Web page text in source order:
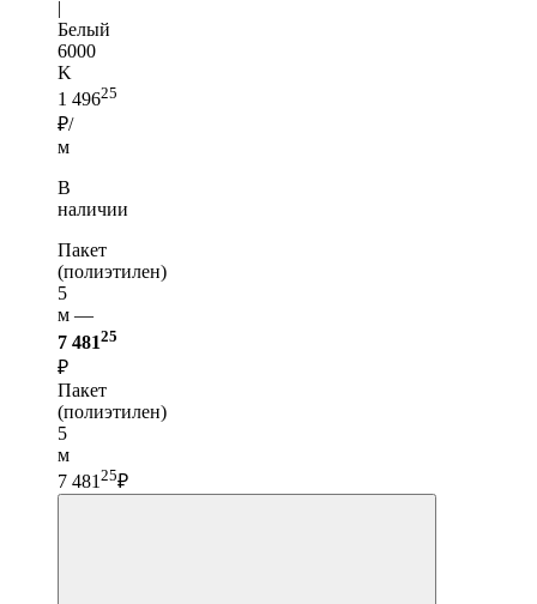
|
Белый
6000
K
1 49625
₽/
м
В
наличии
Пакет
(полиэтилен)
5
м —
7 48125
₽
Пакет
(полиэтилен)
5
м
7 481 25₽